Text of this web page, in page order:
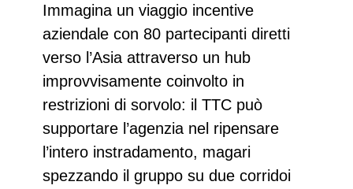
Immagina un viaggio incentive
aziendale con 80 partecipanti diretti
verso l’Asia attraverso un hub
improvvisamente coinvolto in
restrizioni di sorvolo: il TTC può
supportare l’agenzia nel ripensare
l’intero instradamento, magari
spezzando il gruppo su due corridoi